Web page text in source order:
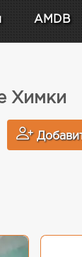
AMDB
Химки